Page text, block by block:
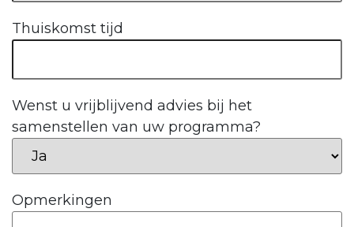
Thuiskomst tijd
Wenst u vrijblijvend advies bij het
samenstellen van uw programma?
Opmerkingen